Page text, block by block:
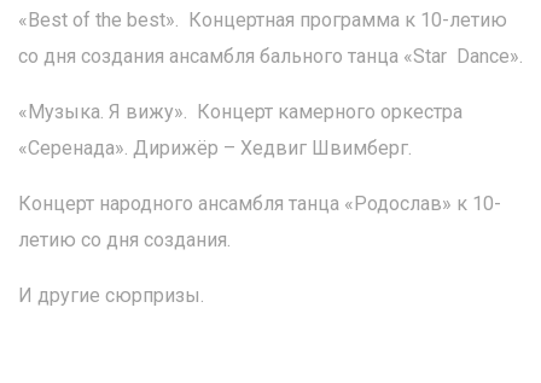
«Best of the best». Концертная программа к 10-летию
со дня создания ансамбля бального танца «Star Dance».
«Музыка. Я вижу». Концерт камерного оркестра
«Серенада». Дирижёр – Хедвиг Швимберг.
Концерт народного ансамбля танца «Родослав» к 10-
летию со дня создания.
И другие сюрпризы.